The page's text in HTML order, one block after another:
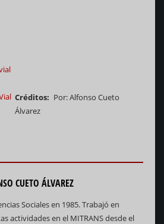
Créditos
Por: Alfonso Cueto
Álvarez
CUETO ÁLVAREZ
Sociales en 1985. Trabajó en
actividades en el MITRANS desde el